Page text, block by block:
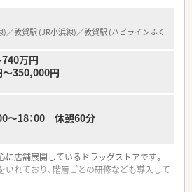
取得が可能で、時短制度は小学5年生まで
う変更予定です。
ワークライフバランスが整っています
まで、従業員割引制度など嬉しいメリットも
／敦賀駅 (JR小浜線)／敦賀駅 (ハピラインふく
万円
350,000円
～18：00 休憩60分
店舗展開しているドラッグストアです。
れており、階層ごとの研修なども導入して